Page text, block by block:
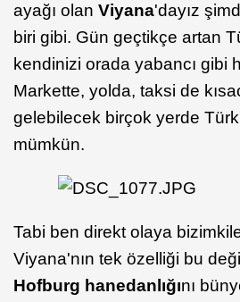
ayağı olan Viyana'dayız
biri gibi. Gün geçtikçe artan
kendinizi orada yabancı gibi
Markette, yolda, taksi de
gelebilecek birçok yerde
mümkün.
Tabi ben direkt olaya
Viyana'nın tek özelliği bu
Hofburg hanedanlığını